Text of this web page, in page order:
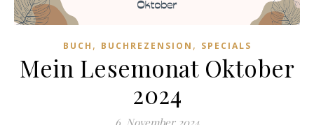
BUCH , BUCHREZENSION , SPECIALS
Mein Lesemonat Oktober
2024